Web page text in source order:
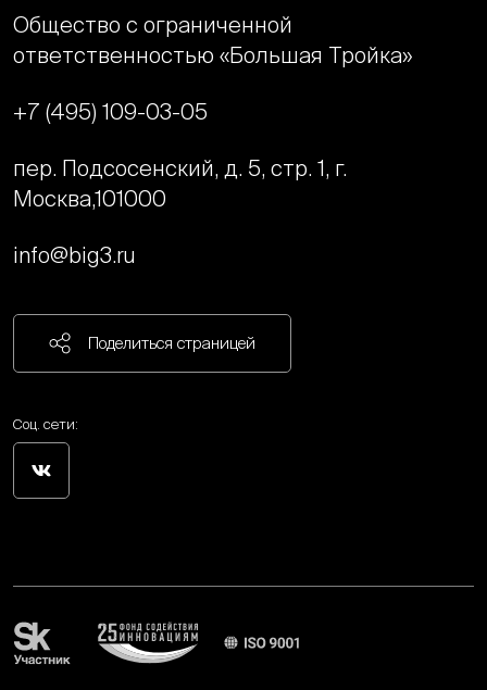
Общество с ограниченной
ответственностью «Большая Тройка»
+7 (495) 109-03-05
пер. Подсосенский, д. 5, стр. 1, г.
Москва,101000
info@big3.ru
Поделиться страницей
Соц. сети: